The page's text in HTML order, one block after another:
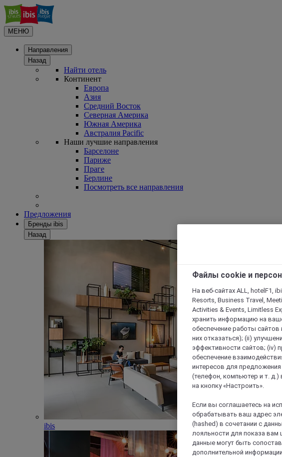
МЕНЮ
Направления
Назад
Найти отель
Континент
Европа
Азия
Средний Восток
Северная Америка
Южная Америка
Австралия Pacific
Наши лучшие направления
Барселоне
Париже
Праге
Берлине
Посмотреть все направления
Предложения
Бренды ibis
Назад
ibis
Файлы cookie и
На веб-сайтах ALL, hotelF1,
Resorts, Business Travel,
Activities & Events, Limitless
хранить информацию на
обеспечение работы
них отказаться); (ii)
эффективности сайтов; (iv)
обеспечение
интересов для
(телефон, компьютер и т.
на кнопку «Настроить».
Если вы соглашаетесь на
обрабатывать ваш адрес
(hashed) в сочетании с
лояльности для показа вам
данные могут быть
дополнительной